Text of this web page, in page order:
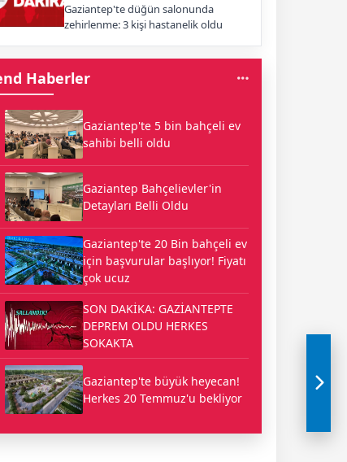
Gaziantep'te düğün salonunda
zehirlenme: 3 kişi hastanelik oldu
Haberler
Gaziantep'te 5 bin bahçeli ev
sahibi belli oldu
Gaziantep Bahçelievler'in
Detayları Belli Oldu
Gaziantep'te 20 Bin bahçeli ev
için başvurular başlıyor! Fiyatı
çok ucuz
SON DAKİKA: GAZİANTEPTE
DEPREM OLDU HERKES
SOKAKTA
Gaziantep'te büyük heyecan!
Herkes 20 Temmuz'u bekliyor